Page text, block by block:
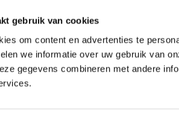
gebruik van cookies
om content en advertenties te
we informatie over uw gebruik van
gegevens combineren met andere